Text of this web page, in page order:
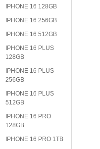
IPHONE 16 128GB
IPHONE 16 256GB
IPHONE 16 512GB
IPHONE 16 PLUS
128GB
IPHONE 16 PLUS
256GB
IPHONE 16 PLUS
512GB
IPHONE 16 PRO
128GB
IPHONE 16 PRO 1TB